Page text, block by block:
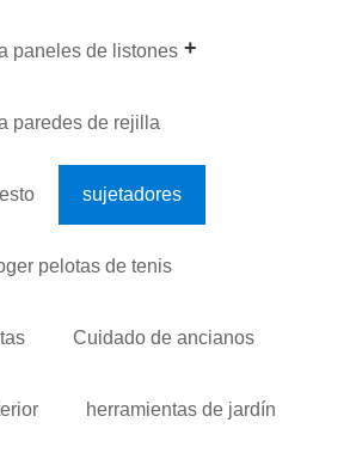
paneles de listones
paredes de rejilla
sujetadores
pelotas de tenis
Cuidado de ancianos
herramientas de jardín